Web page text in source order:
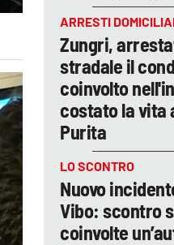
ARRESTI
Zungri,
stradale il
coinvolto
costato la vita
Purita
LO SCONTRO
Nuovo
Vibo: scontro
coinvolte